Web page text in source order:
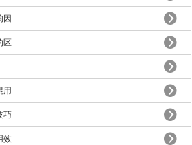
因
区
用
巧
效